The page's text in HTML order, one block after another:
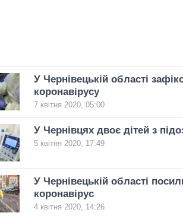
У Чернівецькій області
коронавірусу
7 квітня 2020, 05:00
У Чернівцях двоє дітей з
5 квітня 2020, 17:49
У Чернівецькій області
коронавірус
4 квітня 2020, 14:26